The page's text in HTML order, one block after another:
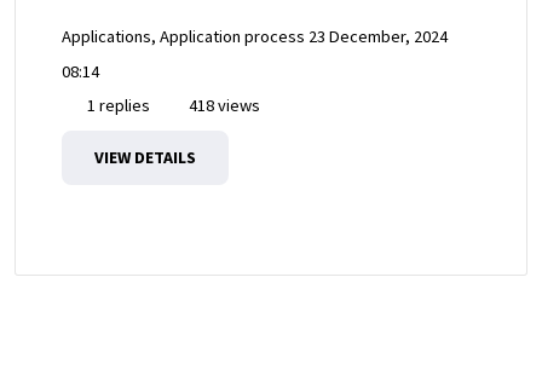
Applications, Application process 23 December, 2024
08:14
1 replies
418 views
VIEW DETAILS